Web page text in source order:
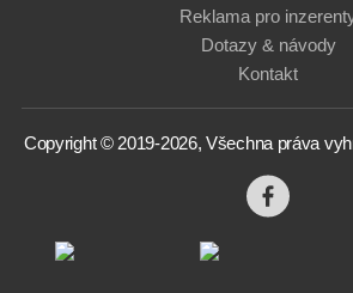
Reklama pro
Dotazy & návody
Kontakt
Copyright © 2019-2026, Všechna práva